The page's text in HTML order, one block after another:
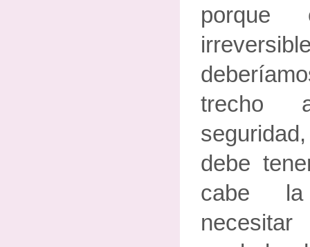
porque
trecho
debe
cabe